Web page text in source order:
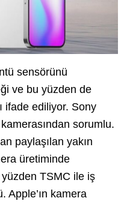
sensörünü
ve bu yüzden de
ifade ediliyor. Sony
sorumlu.
paylaşılan yakın
üretiminde
yüzden TSMC ile iş
Apple’ın kamera